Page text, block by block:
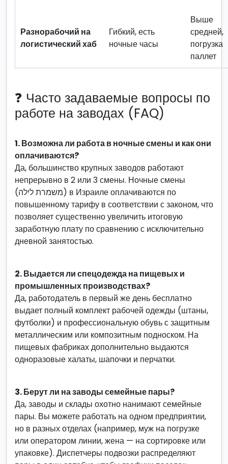
Разнорабочий на
логистический хаб
Гибкий, есть
ночные часы
Выше
средней,
погрузка
паллет
❓ Часто задаваемые вопросы по
работе на заводах (FAQ)
1. Возможна ли работа в ночные смены и как они
оплачиваются?
Да, большинство крупных заводов работают
непрерывно в 2 или 3 смены. Ночные смены
(משמרת לילה) в Израиле оплачиваются по
повышенному тарифу в соответствии с законом, что
позволяет существенно увеличить итоговую
заработную плату по сравнению с исключительно
дневной занятостью.
2. Выдается ли спецодежда на пищевых и
промышленных производствах?
Да, работодатель в первый же день бесплатно
выдает полный комплект рабочей одежды (штаны,
футболки) и профессиональную обувь с защитным
металлическим или композитным подноском. На
пищевых фабриках дополнительно выдаются
одноразовые халаты, шапочки и перчатки.
3. Берут ли на заводы семейные пары?
Да, заводы и склады охотно нанимают семейные
пары. Вы можете работать на одном предприятии,
но в разных отделах (например, муж на погрузке
или оператором линии, жена — на сортировке или
упаковке). Диспетчеры подвозки распределяют